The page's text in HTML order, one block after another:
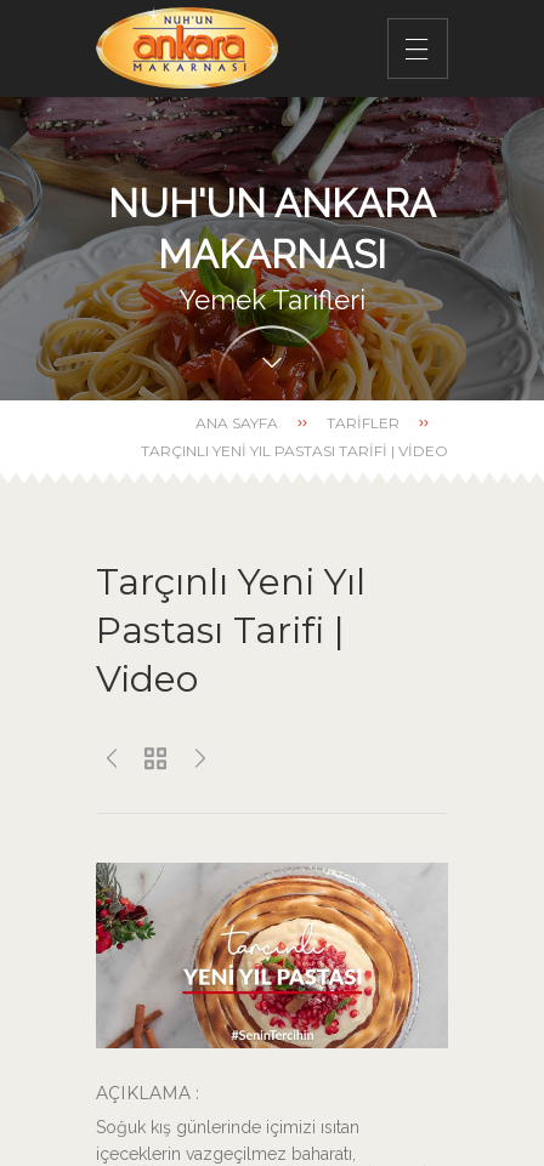
NUH'UN ANKARA
MAKARNASI
Yemek Tarifleri
ANA SAYFA
TARIFLER
TARÇINLI YENI YIL PASTASI TARIFI | VIDEO
Tarçınlı Yeni Yıl
Pastası Tarifi |
Video
AÇIKLAMA :
Soğuk kış günlerinde içimizi ısıtan
içeceklerin vazgeçilmez baharatı,